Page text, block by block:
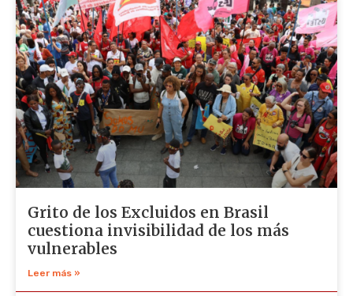
Grito de los Excluidos en Brasil
cuestiona invisibilidad de los más
vulnerables
Leer más »